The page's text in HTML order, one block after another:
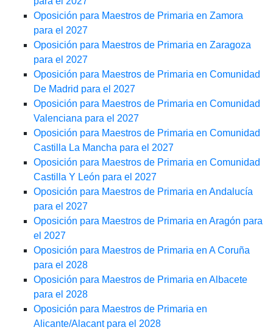
Oposición para Maestros de Primaria en Zamora
para el 2027
Oposición para Maestros de Primaria en Zaragoza
para el 2027
Oposición para Maestros de Primaria en Comunidad
De Madrid para el 2027
Oposición para Maestros de Primaria en Comunidad
Valenciana para el 2027
Oposición para Maestros de Primaria en Comunidad
Castilla La Mancha para el 2027
Oposición para Maestros de Primaria en Comunidad
Castilla Y León para el 2027
Oposición para Maestros de Primaria en Andalucía
para el 2027
Oposición para Maestros de Primaria en Aragón para
el 2027
Oposición para Maestros de Primaria en A Coruña
para el 2028
Oposición para Maestros de Primaria en Albacete
para el 2028
Oposición para Maestros de Primaria en
Alicante/Alacant para el 2028